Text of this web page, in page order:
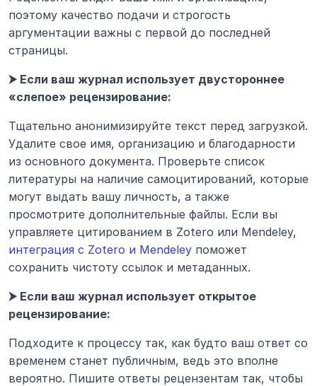
поэтому качество подачи и строгость
аргументации важны с первой до последней
страницы.
⮞ Если ваш журнал использует двустороннее
«слепое» рецензирование:
Тщательно анонимизируйте текст перед загрузкой.
Удалите свое имя, организацию и благодарности
из основного документа. Проверьте список
литературы на наличие самоцитирований, которые
могут выдать вашу личность, а также
просмотрите дополнительные файлы. Если вы
интеграция с Zotero и Mendeley поможет
сохранить чистоту ссылок и метаданных.
⮞ Если ваш журнал использует открытое
рецензирование:
Подходите к процессу так, как будто ваш ответ со
временем станет публичным, ведь это вполне
вероятно. Пишите ответы рецензентам так, чтобы